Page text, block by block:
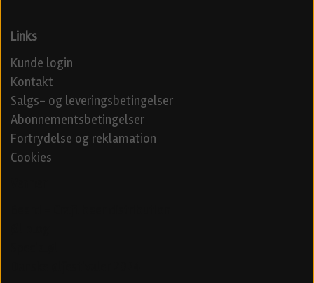
Links
Kunde login
Kontakt
Salgs- og leveringsbetingelser
Abonnementsbetingelser
Fortrydelse og reklamation
Cookies